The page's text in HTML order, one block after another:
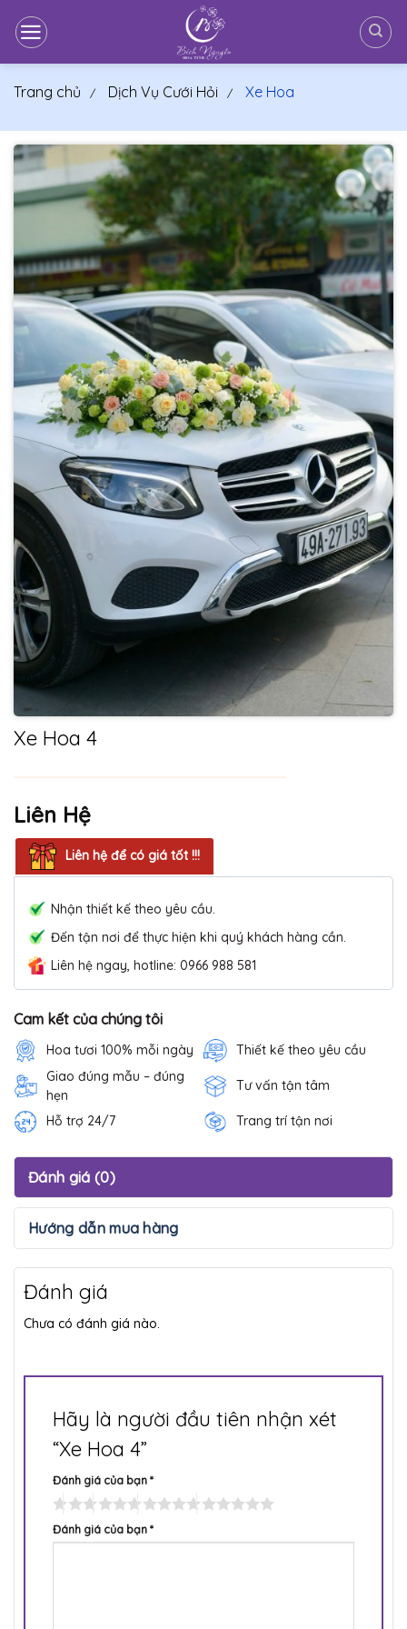
qua
Trang chủ
Dịch Vụ Cưới Hỏi Xe Hoa
Xe Hoa 4
Liên Hệ
Liên hệ để có giá tốt !!!
Nhận thiết kế theo yêu cầu.
Đến tận nơi để thực hiện khi quý khách hàng cần.
Liên hệ ngay, hotline: 0966 988 581
Cam kết của chúng tôi
Hoa tươi 100% mỗi ngày
Thiết kế theo yêu cầu
Giao đúng mẫu – đúng
hẹn
Tư vấn tận tâm
Hỗ trợ 24/7 Trang trí tận nơi
Đánh giá (0)
Hướng dẫn mua hàng
Đánh giá
Chưa có đánh giá nào.
Hãy là người đầu tiên nhận xét
“Xe Hoa 4”
Đánh giá của bạn*
Đánh giá của bạn*